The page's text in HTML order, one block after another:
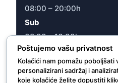
08:00 – 20:00h
Sub
08:00 – 16:30h
Poštujemo vašu privatnost
Kolačići nam pomažu
personalizirani sadržaj i
koje kolačiće želite dopustiti